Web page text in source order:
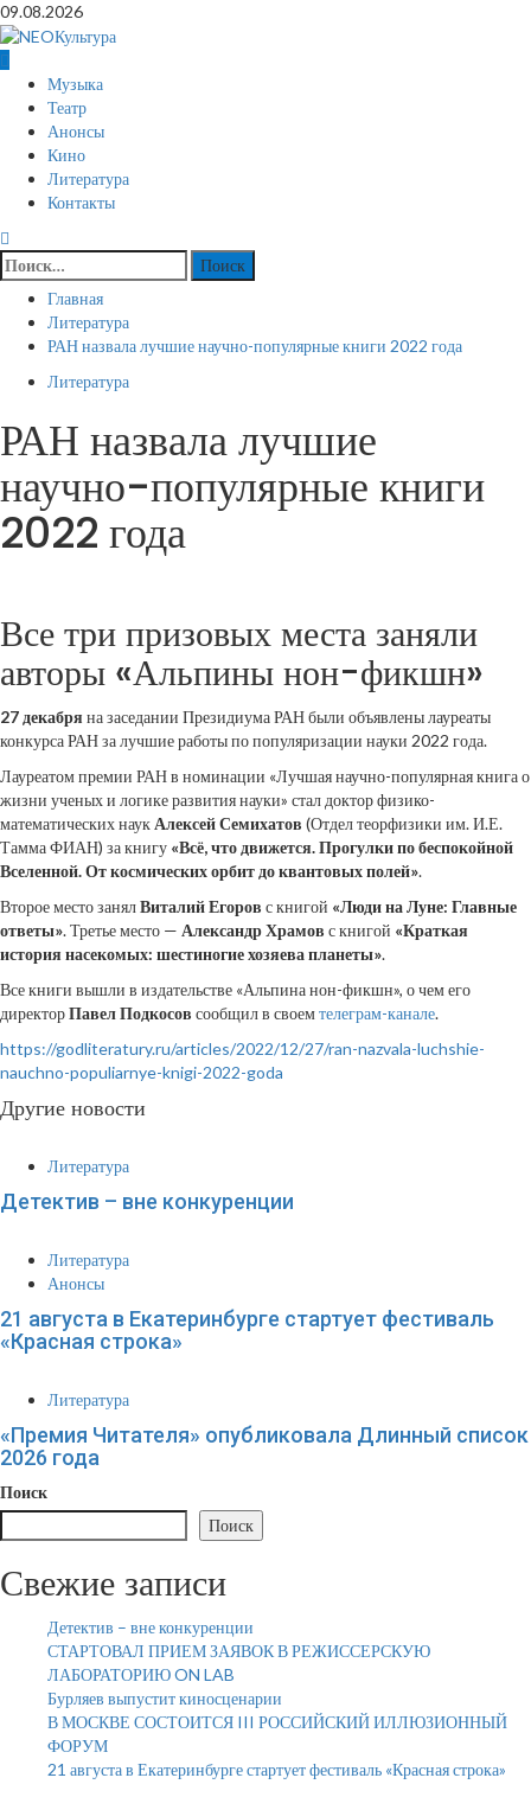
Перейти
к
содержимому
09.08.2026
Основное
меню
Музыка
Театр
Анонсы
Кино
Литература
Контакты
Найти:
Главная
Литература
РАН назвала лучшие научно-популярные книги 2022 года
Литература
РАН назвала лучшие
научно-популярные книги
2022 года
Все три призовых места заняли
авторы «Альпины нон-фикшн»
27 декабря на заседании Президиума РАН были объявлены лауреаты
конкурса РАН за лучшие работы по популяризации науки 2022 года.
Лауреатом премии РАН в номинации «Лучшая научно-популярная книга о
жизни ученых и логике развития науки» стал доктор физико-
математических наукАлексей Семихатов (Отдел теорфизики им. И.Е.
Тамма ФИАН) за книгу «Всё, что движется. Прогулки по беспокойной
Вселенной. От космических орбит до квантовых полей».
Второе место занялВиталий Егоров с книгой «Люди на Луне: Главные
ответы». Третье место — Александр Храмов с книгой «Краткая
история насекомых: шестиногие хозяева планеты».
Все книги вышли в издательстве «Альпина нон-фикшн», о чем его
директорПавел Подкосов сообщил в своемтелеграм-канале.
https://godliteratury.ru/articles/2022/12/27/ran-nazvala-luchshie-
nauchno-populiarnye-knigi-2022-goda
Другие новости
Литература
Детектив – вне конкуренции
Литература
Анонсы
21 августа в Екатеринбурге стартует фестиваль
«Красная строка»
Литература
«Премия Читателя» опубликовала Длинный список
2026 года
Поиск
Поиск
Свежие записи
Детектив – вне конкуренции
СТАРТОВАЛ ПРИЕМ ЗАЯВОК В РЕЖИССЕРСКУЮ
ЛАБОРАТОРИЮ ON LAB
Бурляев выпустит киносценарии
В МОСКВЕ СОСТОИТСЯ III РОССИЙСКИЙ ИЛЛЮЗИОННЫЙ
ФОРУМ
21 августа в Екатеринбурге стартует фестиваль «Красная строка»